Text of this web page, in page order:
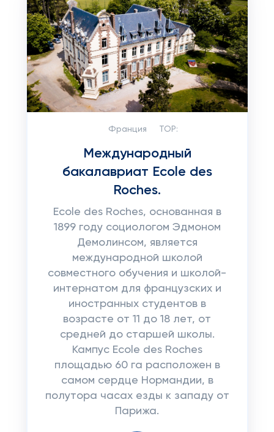
Франция TOP:
Международный
бакалавриат Ecole des
Roches.
Ecole des Roches, основанная в
1899 году социологом Эдмоном
Демолинсом, является
международной школой
совместного обучения и школой-
интернатом для французских и
иностранных студентов в
возрасте от 11 до 18 лет, от
средней до старшей школы.
Кампус Ecole des Roches
площадью 60 га расположен в
самом сердце Нормандии, в
полутора часах езды к западу от
Парижа.